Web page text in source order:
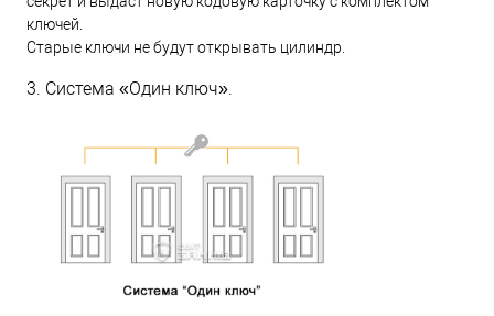
ключей.
Старые ключи не будут открывать цилиндр.
3. Система «Один ключ».